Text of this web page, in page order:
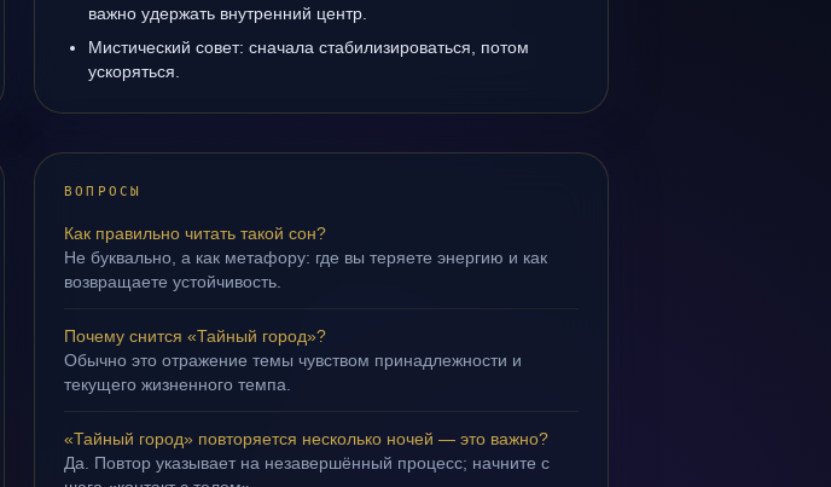
важно удержать внутренний центр.
Мистический совет: сначала стабилизироваться, потом
ускоряться.
ВОПРОСЫ
Как правильно читать такой сон?
Не буквально, а как метафору: где вы теряете энергию и как
возвращаете устойчивость.
Почему снится «Тайный город»?
Обычно это отражение темы чувством принадлежности и
текущего жизненного темпа.
«Тайный город» повторяется несколько ночей — это важно?
Да. Повтор указывает на незавершённый процесс; начните с